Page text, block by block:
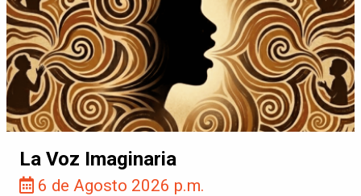
La Voz Imaginaria
6 de Agosto 2026 p.m.